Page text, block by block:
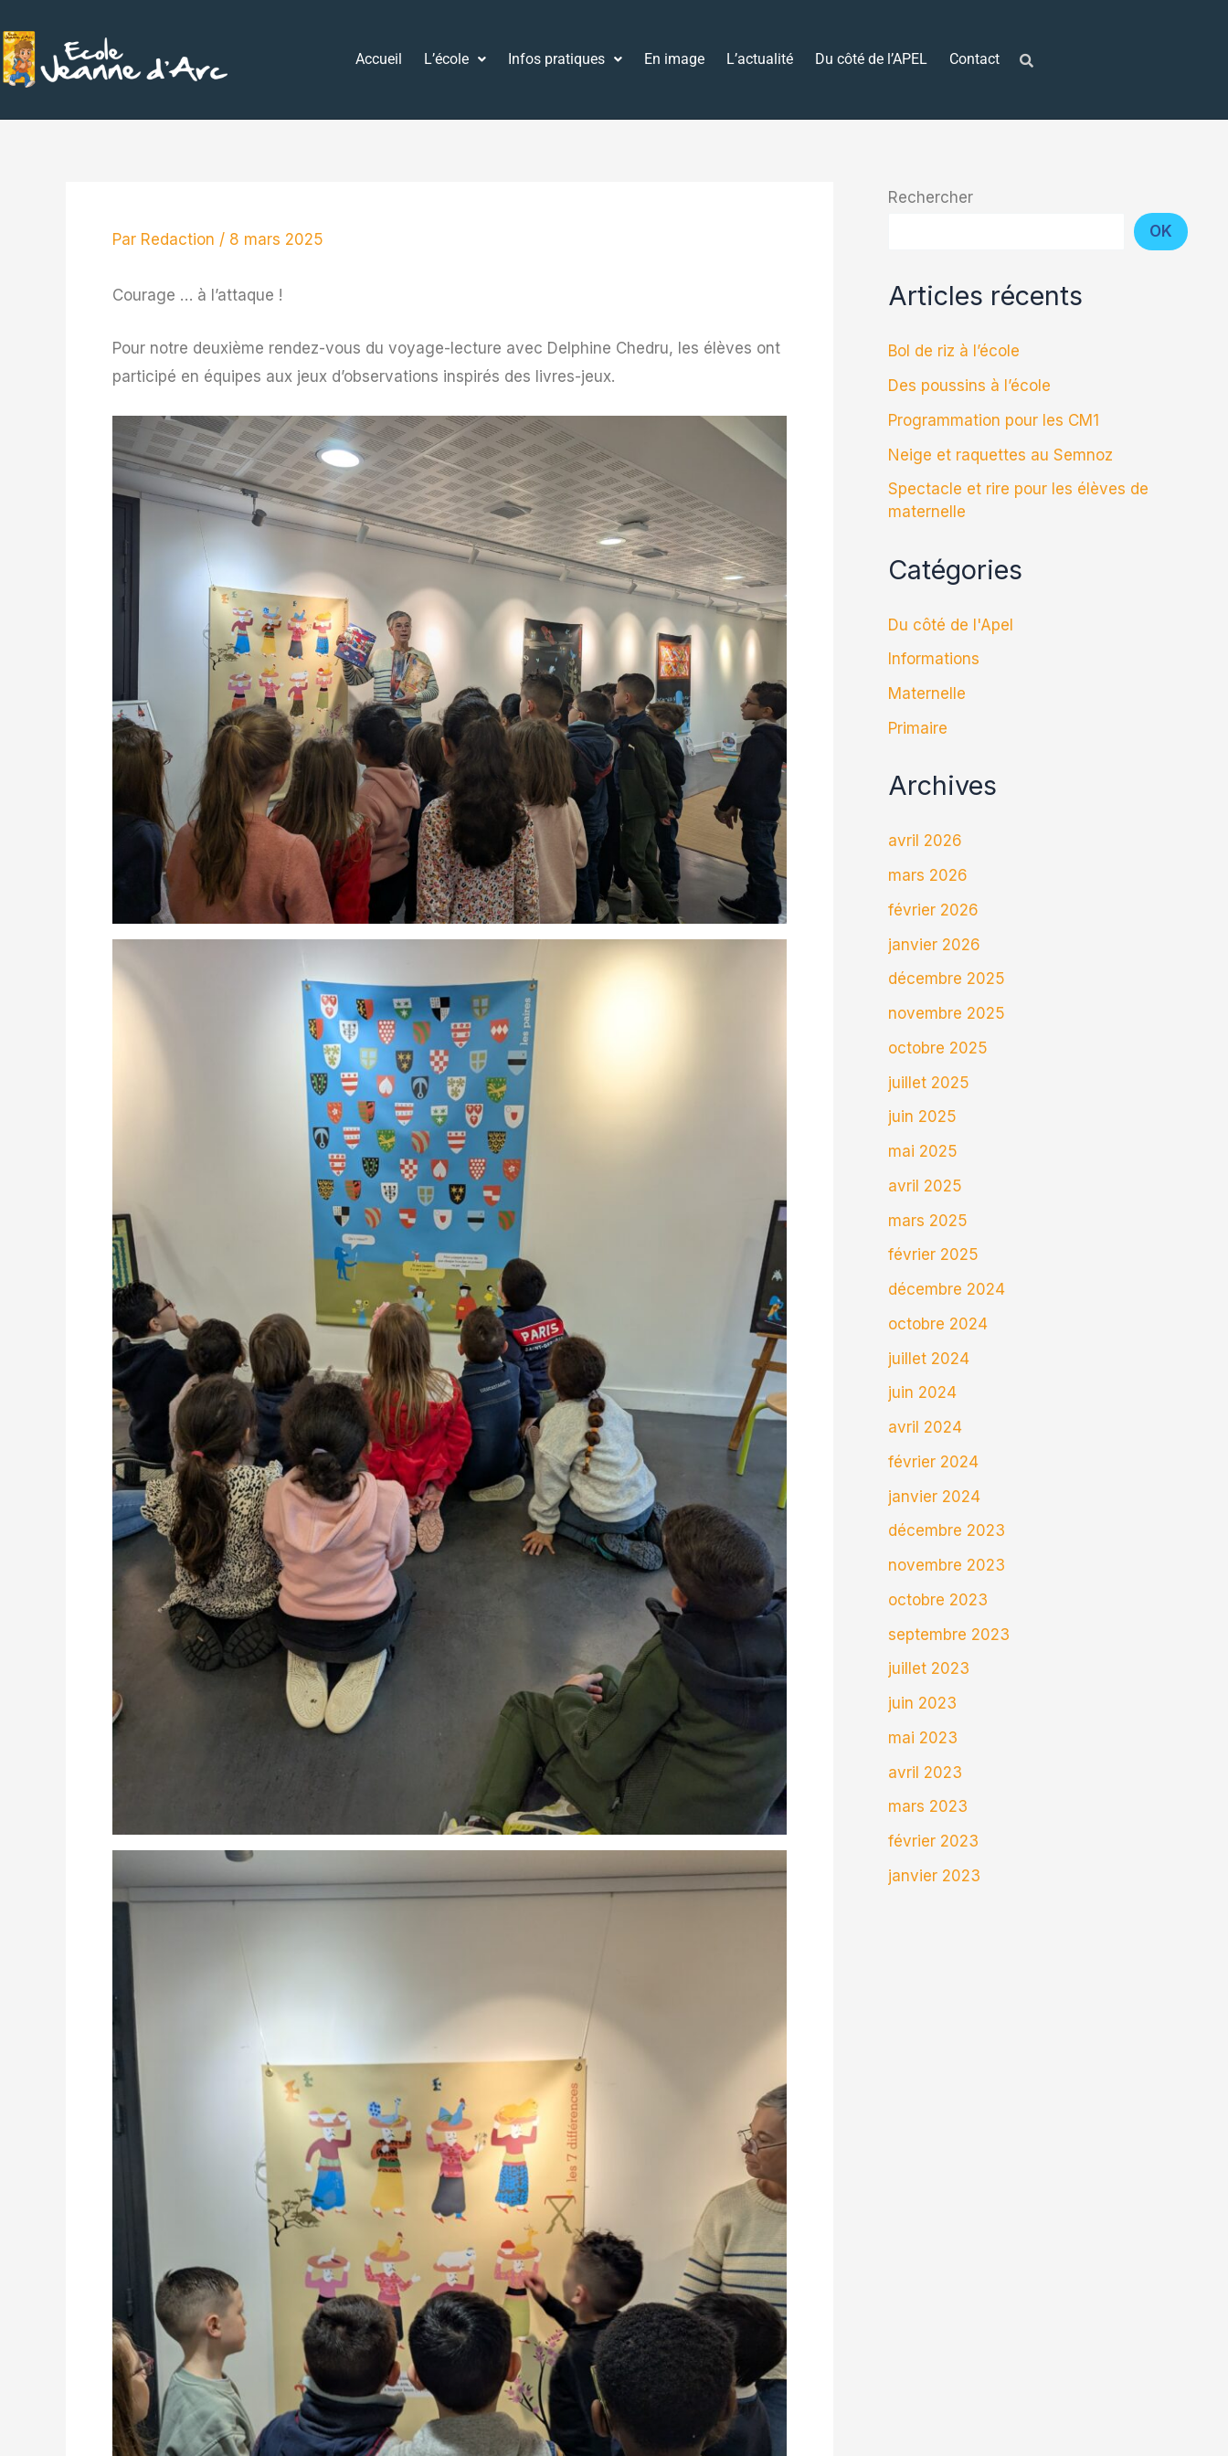
au
contenu
Accueil L’école Infos pratiques En image L’actualité Du côté de l’APEL Contact
Par Redaction / 8 mars 2025
Courage … à l’attaque !
Pour notre deuxième rendez-vous du voyage-lecture avec Delphine Chedru, les élèves ont
participé en équipes aux jeux d’observations inspirés des livres-jeux.
Rechercher
OK
Articles récents
Bol de riz à l’école
Des poussins à l’école
Programmation pour les CM1
Neige et raquettes au Semnoz
Spectacle et rire pour les élèves de
maternelle
Catégories
Du côté de l'Apel
Informations
Maternelle
Primaire
Archives
avril 2026
mars 2026
février 2026
janvier 2026
décembre 2025
novembre 2025
octobre 2025
juillet 2025
juin 2025
mai 2025
avril 2025
mars 2025
février 2025
décembre 2024
octobre 2024
juillet 2024
juin 2024
avril 2024
février 2024
janvier 2024
décembre 2023
novembre 2023
octobre 2023
septembre 2023
juillet 2023
juin 2023
mai 2023
avril 2023
mars 2023
février 2023
janvier 2023